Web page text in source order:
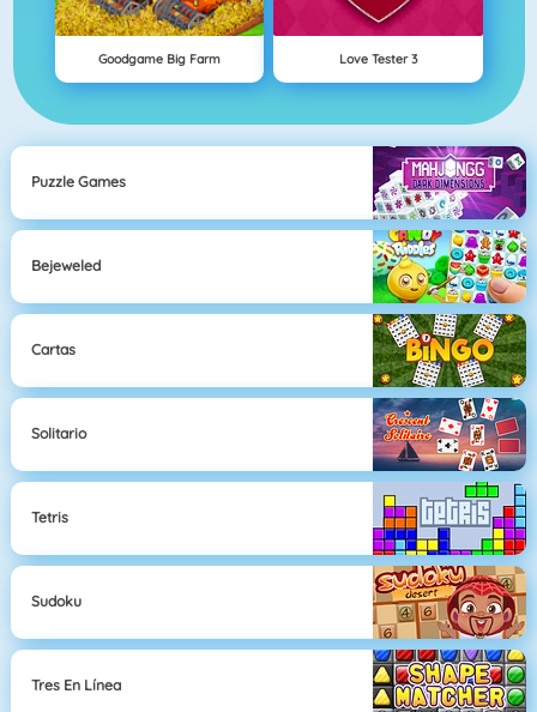
Goodgame Big Farm Love Tester 3
Puzzle Games
Bejeweled
Cartas
Solitario
Tetris
Sudoku
Tres En Línea